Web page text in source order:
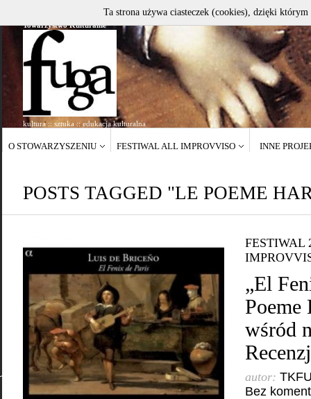
Towarzystwo Kulturalne
kultura :: sztuka :: edukacja kulturalna
O STOWARZYSZENIU FESTIWAL ALL IMPROVVISO INNE
POSTS TAGGED "LE POEME
FESTIWAL
„El
Poeme
wśród
autor:
Bez
Ta strona używa ciasteczek (cookies), dzięki